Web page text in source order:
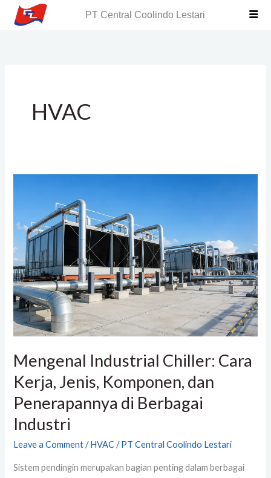
PT Central Coolindo Lestari
HVAC
Mengenal Industrial Chiller: Cara
Kerja, Jenis, Komponen, dan
Penerapannya di Berbagai
Industri
Leave a Comment /HVAC/PT Central Coolindo Lestari
Sistem pendingin merupakan bagian penting dalam berbagai
Cara
Kerja,
Jenis,
Komponen,
dan
Penerapannya
Industri